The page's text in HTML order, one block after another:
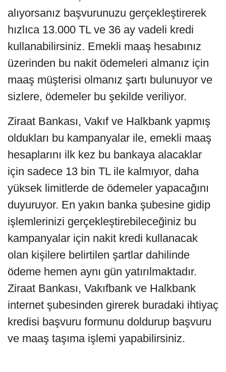
alıyorsanız başvurunuzu gerçekleştirerek
hızlıca 13.000 TL ve 36 ay vadeli kredi
kullanabilirsiniz. Emekli maaş hesabınız
üzerinden bu nakit ödemeleri almanız için
maaş müşterisi olmanız şartı bulunuyor ve
sizlere, ödemeler bu şekilde veriliyor.
Ziraat Bankası, Vakıf ve Halkbank yapmış
oldukları bu kampanyalar ile, emekli maaş
hesaplarını ilk kez bu bankaya alacaklar
için sadece 13 bin TL ile kalmıyor, daha
yüksek limitlerde de ödemeler yapacağını
duyuruyor. En yakın banka şubesine gidip
işlemlerinizi gerçekleştirebileceğiniz bu
kampanyalar için nakit kredi kullanacak
olan kişilere belirtilen şartlar dahilinde
ödeme hemen aynı gün yatırılmaktadır.
Ziraat Bankası, Vakıfbank ve Halkbank
internet şubesinden girerek buradaki ihtiyaç
kredisi başvuru formunu doldurup başvuru
ve maaş taşıma işlemi yapabilirsiniz.